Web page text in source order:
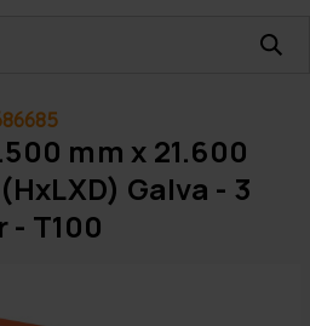
mm x 21.600
Galva - 3
- T100